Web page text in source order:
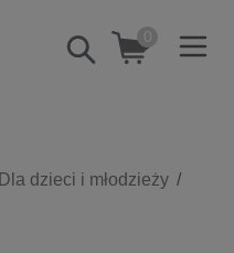
Pokaż/schowaj
wyszukiwarkę
0
Dla dzieci i młodzieży